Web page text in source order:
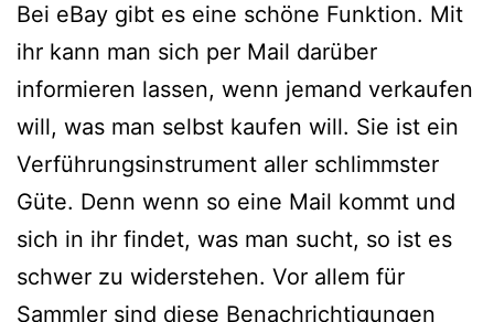
Bei eBay gibt es eine schöne Funktion. Mit
ihr kann man sich per Mail darüber
informieren lassen, wenn jemand verkaufen
will, was man selbst kaufen will. Sie ist ein
Verführungsinstrument aller schlimmster
Güte. Denn wenn so eine Mail kommt und
sich in ihr findet, was man sucht, so ist es
schwer zu widerstehen. Vor allem für
Sammler sind diese Benachrichtigungen